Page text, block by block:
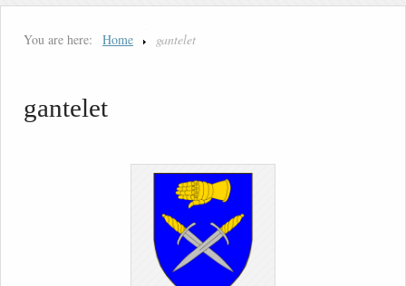
You are here: Home gantelet
gantelet